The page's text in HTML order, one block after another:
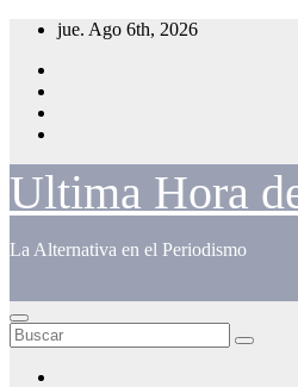
Saltar
contenido
jue. Ago 6th, 2026
Ultima Hora
La Alternativa en el Periodismo